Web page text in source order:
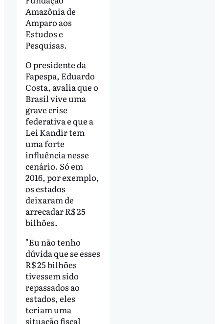
Amazônia de
Amparo aos
Estudos e
Pesquisas.
O presidente da
Fapespa, Eduardo
Costa, avalia que o
Brasil vive uma
grave crise
federativa e que a
Lei Kandir tem
uma forte
influência nesse
cenário. Só em
2016, por exemplo,
os estados
deixaram de
arrecadar R$ 25
bilhões.
"Eu não tenho
dúvida que se esses
R$ 25 bilhões
tivessem sido
repassados ao
estados, eles
teriam uma
situação fiscal